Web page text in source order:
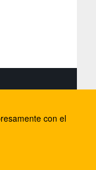
con el